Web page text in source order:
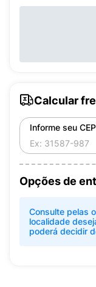
Calcular
Informe seu CEP
Opções de
Consulte pelas
localidade
poderá decidir